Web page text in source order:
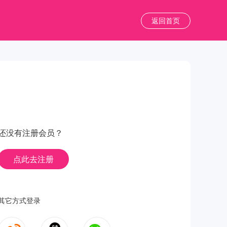
返回首页
没有注册会员？
点此去注册
它方式登录